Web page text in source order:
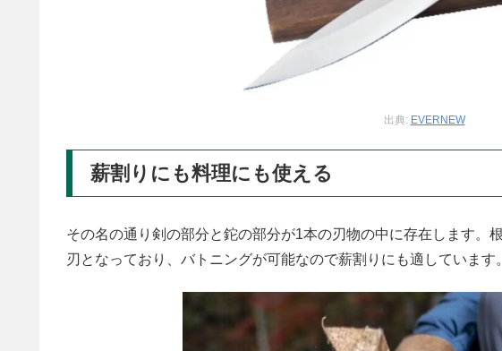
出典: EVERNEW
薪割りにも料理にも使える
その名の通り剣の部分と鉈の部分が1本の刃物の中に存在します。
刃となっており、バトニングが可能なので薪割りにも適しています。